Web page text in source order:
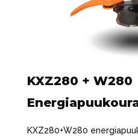
KXZ280 + W280
KXZ280+W280